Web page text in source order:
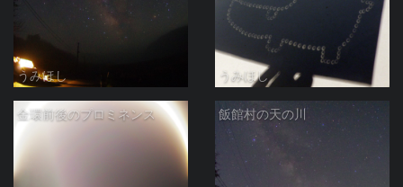
うみほし うみほし
金環前後のプロミネンス 飯館村の天の川